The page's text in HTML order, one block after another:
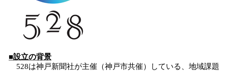
■設立の背景
528は神戸新聞社が主催（神戸市共催）している、地域課題